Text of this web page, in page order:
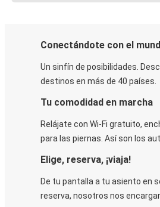
Conectándote con el
Un sinfín de posibilidades.
destinos en más de 40 países.
Tu comodidad en marcha
Relájate con Wi-Fi gratuito,
para las piernas. Así son los
Elige, reserva, ¡viaja!
De tu pantalla a tu asiento en
reserva, nosotros nos